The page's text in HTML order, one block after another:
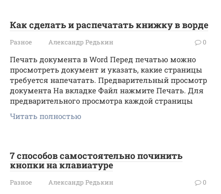
Как сделать и распечатать книжку в ворде
Разное Александр Редькин 0
Печать документа в Word Перед печатью можно
просмотреть документ и указать, какие страницы
требуется напечатать. Предварительный просмотр
документа На вкладке Файл нажмите Печать. Для
предварительного просмотра каждой страницы
Читать полностью
7 способов самостоятельно починить
кнопки на клавиатуре
Разное Александр Редькин 0